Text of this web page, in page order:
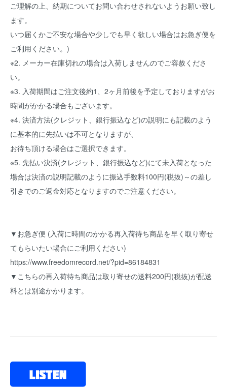
ご理解の上、納期についてお問い合わせされないようお願い致し
ます。
いつ届くかご不安な場合や少しでも早く欲しい場合はお急ぎ便を
ご利用ください。)
※2. メーカー在庫切れの場合は入荷しませんのでご容赦くださ
い。
※3. 入荷期間はご注文後約1、2ヶ月前後を予定しておりますがお
時間がかかる場合もございます。
※4. 決済方法(クレジット、銀行振込など)の説明にも記載のよう
に基本的に先払いは不可となりますが、
お待ち頂ける場合はご選択できます。
※5. 先払い決済(クレジット、銀行振込など)にて未入荷となった
場合は決済の説明記載のように振込手数料100円(税抜)～の差し
引きでのご返金対応となりますのでご注意ください。
▼お急ぎ便 (入荷に時間のかかる再入荷待ち商品を早く取り寄せ
てもらいたい場合にご利用ください)
https://www.freedomrecord.net/?pid=86184831
▼こちらの再入荷待ち商品は取り寄せの送料200円(税抜)が配送
料とは別途かかります。